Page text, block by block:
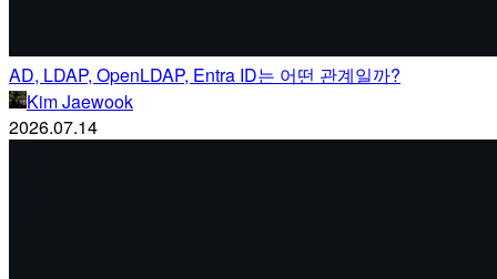
AD, LDAP, OpenLDAP, Entra ID는 어떤 관계일까?
Kim Jaewook
2026.07.14